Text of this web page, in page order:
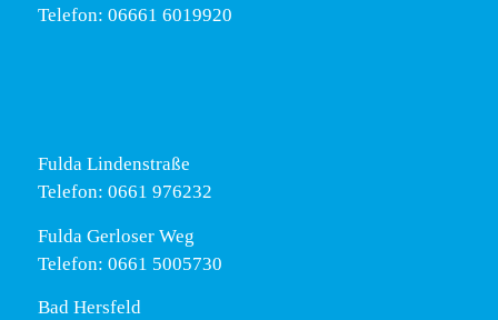
Telefon: 06661 6019920
Fulda Lindenstraße
Telefon: 0661 976232
Fulda Gerloser Weg
Telefon: 0661 5005730
Bad Hersfeld